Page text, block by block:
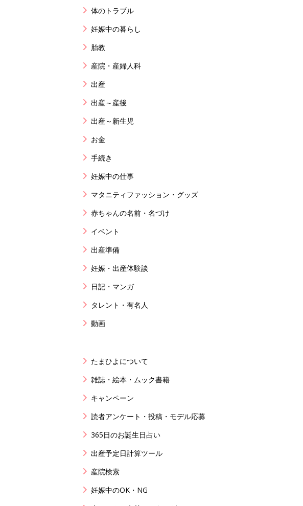
体のトラブル
妊娠中の暮らし
胎教
産院・産婦人科
出産
出産～産後
出産～新生児
お金
手続き
妊娠中の仕事
マタニティファッション・グッズ
赤ちゃんの名前・名づけ
イベント
出産準備
妊娠・出産体験談
日記・マンガ
タレント・有名人
動画
たまひよについて
雑誌・絵本・ムック書籍
キャンペーン
読者アンケート・投稿・モデル応募
365日のお誕生日占い
出産予定日計算ツール
産院検索
妊娠中のOK・NG